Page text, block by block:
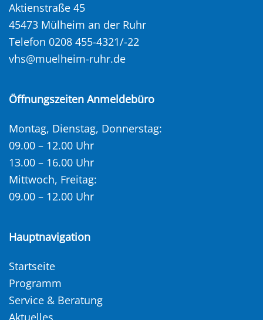
Aktienstraße 45
45473 Mülheim an der Ruhr
Telefon 0208 455-4321/-22
vhs@muelheim-ruhr.de
Öffnungszeiten Anmeldebüro
Montag, Dienstag, Donnerstag:
09.00 – 12.00 Uhr
13.00 – 16.00 Uhr
Mittwoch, Freitag:
09.00 – 12.00 Uhr
Hauptnavigation
Startseite
Programm
Service & Beratung
Aktuelles